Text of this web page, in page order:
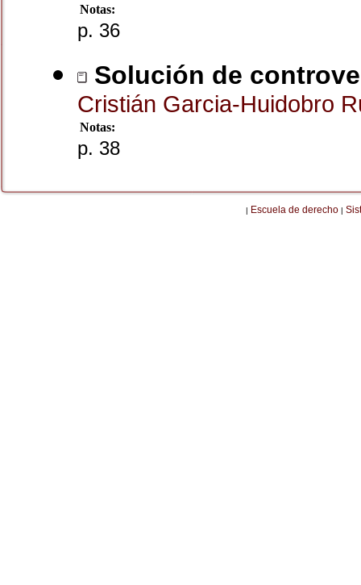
Notas:
p. 36
Solución de
Cristián Garcia-Huidobro
Notas:
p. 38
| Escuela de derecho |